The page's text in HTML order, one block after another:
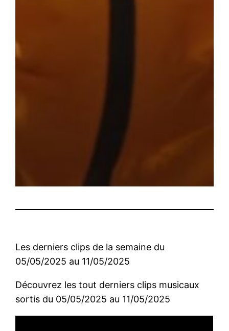
Les derniers clips de la semaine du
05/05/2025 au 11/05/2025
Découvrez les tout derniers clips musicaux
sortis du 05/05/2025 au 11/05/2025